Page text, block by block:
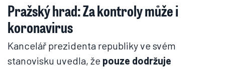
Pražský hrad: Za kontroly může i
koronavirus
Kancelář prezidenta republiky ve svém
stanovisku uvedla, že pouze dodržuje